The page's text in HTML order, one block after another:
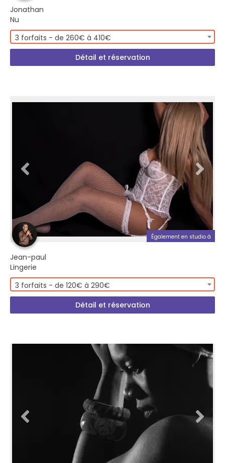
Jonathan
Nu
3 forfaits - de 260€ à 410€
Détail et réservation
Également en studio à
Jean-paul
Lingerie
3 forfaits - de 120€ à 290€
Détail et réservation